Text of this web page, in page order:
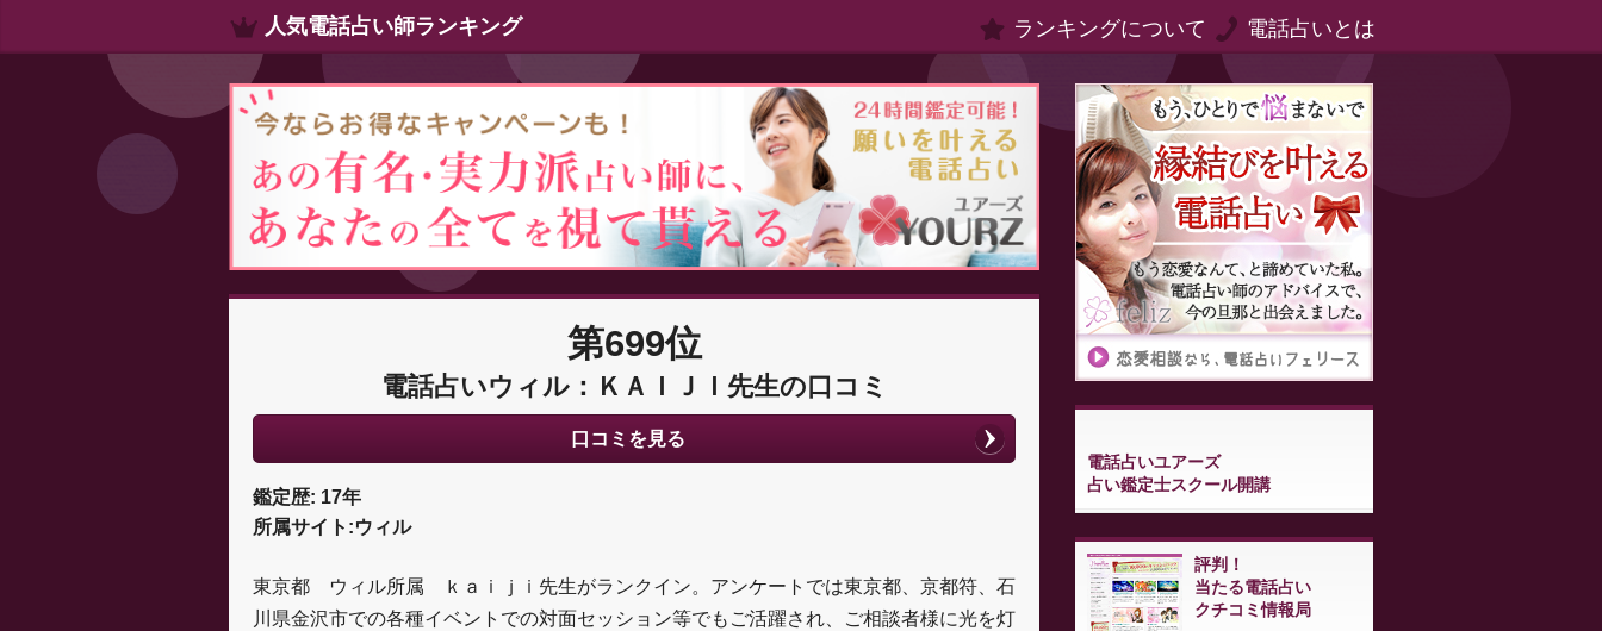
人気電話占い師ランキング ランキングについて 電話占いとは
第699位
電話占いウィル：ＫＡＩＪＩ先生の口コミ
口コミを見る
鑑定歴: 17年
所属サイト:ウィル
東京都 ウィル所属 ｋａｉｊｉ先生がランクイン。アンケートでは東京都、京都符、石
川県金沢市での各種イベントでの対面セッション等でもご活躍され、ご相談者様に光を灯
電話占いユアーズ
占い鑑定士スクール開講
評判！
当たる電話占い
クチコミ情報局